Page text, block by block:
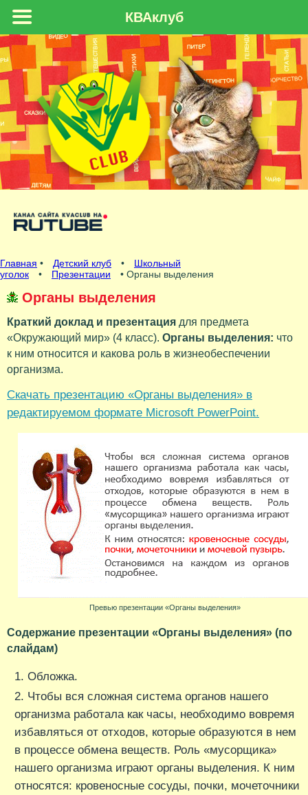
Главная • Детский клуб •
Школьный
уголок
• Презентации • Органы выделения
Органы выделения
Краткий доклад и презентация для предмета
«Окружающий мир» (4 класс). Органы выделения: что
к ним относится и какова роль в жизнеобеспечении
организма.
Скачать презентацию «Органы выделения» в
редактируемом формате Microsoft PowerPoint.
Превью презентации «Органы выделения»
Содержание презентации «Органы выделения» (по
слайдам)
Обложка.
Чтобы вся сложная система органов нашего
организма работала как часы, необходимо вовремя
избавляться от отходов, которые образуются в нем
в процессе обмена веществ. Роль «мусорщика»
нашего организма играют органы выделения. К ним
относятся: кровеносные сосуды, почки, мочеточники
КВАклуб